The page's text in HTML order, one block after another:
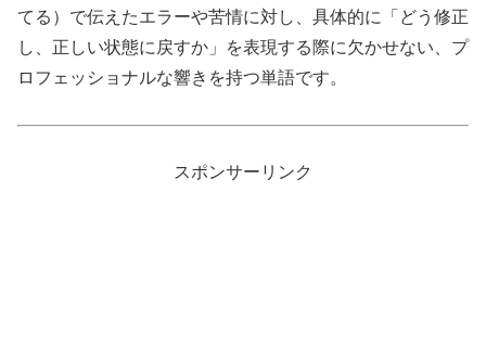
てる）で伝えたエラーや苦情に対し、具体的に「どう修正
し、正しい状態に戻すか」を表現する際に欠かせない、プ
ロフェッショナルな響きを持つ単語です。
スポンサーリンク